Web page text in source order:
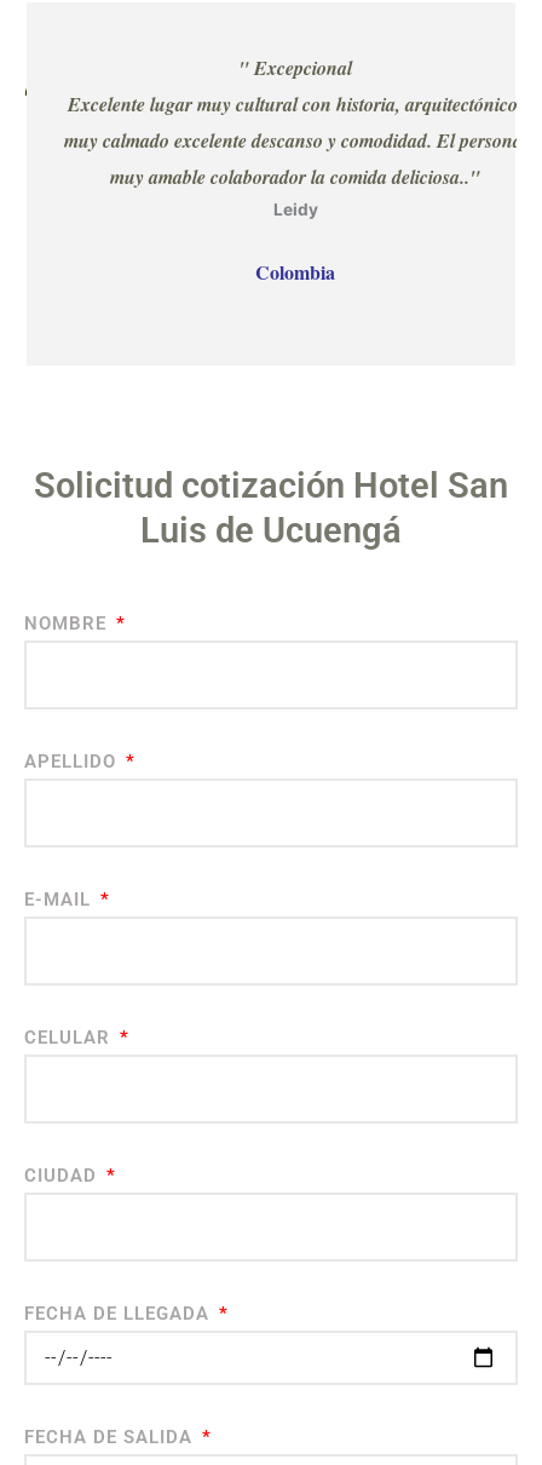
un
" Excepcional
Excelente lugar muy cultural con historia, arquitectónico,
muy calmado excelente descanso y comodidad. El personal
muy amable colaborador la comida deliciosa.."
Leidy
Colombia
Solicitud cotización Hotel San
Luis de Ucuengá
NOMBRE
APELLIDO
E-MAIL
CELULAR
CIUDAD
FECHA DE LLEGADA
FECHA DE SALIDA